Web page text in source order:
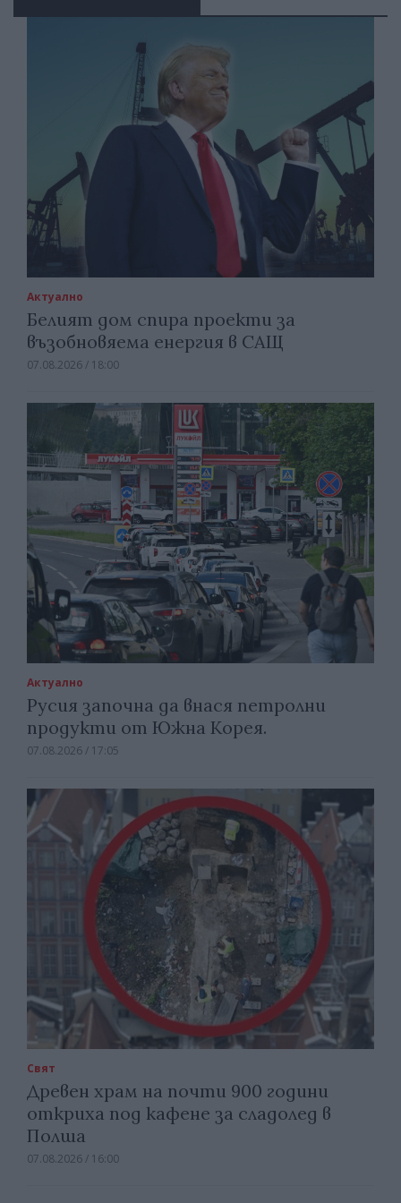
Актуално
Белият дом спира проекти за
възобновяема енергия в САЩ
07.08.2026 / 18:00
Актуално
Русия започна да внася петролни
продукти от Южна Корея.
07.08.2026 / 17:05
Свят
Древен храм на почти 900 години
откриха под кафене за сладолед в
Полша
07.08.2026 / 16:00